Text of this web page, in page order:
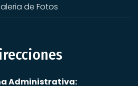
de Fotos
Administrativa: